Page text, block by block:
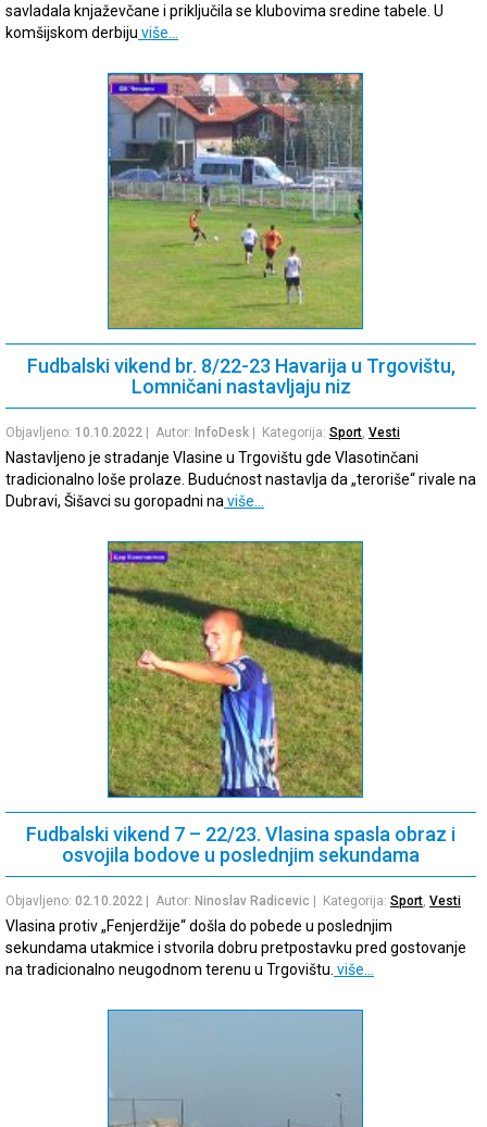
savladala knjaževčane i priključila se klubovima sredine tabele. U
komšijskom derbiju više…
Fudbalski vikend br. 8/22-23 Havarija u Trgovištu,
Lomničani nastavljaju niz
Objavljeno: 10.10.2022 | Autor: InfoDesk | Kategorija: Sport, Vesti
Nastavljeno je stradanje Vlasine u Trgovištu gde Vlasotinčani
tradicionalno loše prolaze. Budućnost nastavlja da „teroriše“ rivale na
Dubravi, Šišavci su goropadni na više…
Fudbalski vikend 7 – 22/23. Vlasina spasla obraz i
osvojila bodove u poslednjim sekundama
Objavljeno: 02.10.2022 | Autor: Ninoslav Radicevic | Kategorija: Sport Vesti
Vlasina protiv „Fenjerdžije“ došla do pobede u poslednjim
sekundama utakmice i stvorila dobru pretpostavku pred gostovanje
na tradicionalno neugodnom terenu u Trgovištu. više…